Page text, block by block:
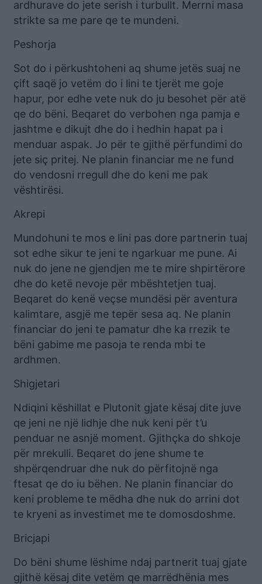
ardhurave do jete serish i turbullt. Merrni masa
strikte sa me pare qe te mundeni.
Peshorja
Sot do i përkushtoheni aq shume jetës suaj ne
çift saqë jo vetëm do i lini te tjerët me goje
hapur, por edhe vete nuk do ju besohet për atë
qe do bëni. Beqaret do verbohen nga pamja e
jashtme e dikujt dhe do i hedhin hapat pa i
menduar aspak. Jo për te gjithë përfundimi do
jete siç pritej. Ne planin financiar me ne fund
do vendosni rregull dhe do keni me pak
vështirësi.
Akrepi
Mundohuni te mos e lini pas dore partnerin tuaj
sot edhe sikur te jeni te ngarkuar me pune. Ai
nuk do jene ne gjendjen me te mire shpirtërore
dhe do ketë nevoje për mbështetjen tuaj.
Beqaret do kenë veçse mundësi për aventura
kalimtare, asgjë me tepër sesa aq. Ne planin
financiar do jeni te pamatur dhe ka rrezik te
bëni gabime me pasoja te renda mbi te
ardhmen.
Shigjetari
Ndiqini këshillat e Plutonit gjate kësaj dite juve
qe jeni ne një lidhje dhe nuk keni për t’u
penduar ne asnjë moment. Gjithçka do shkoje
për mrekulli. Beqaret do jene shume te
shpërqendruar dhe nuk do përfitojnë nga
ftesat qe do iu bëhen. Ne planin financiar do
keni probleme te mëdha dhe nuk do arrini dot
te kryeni as investimet me te domosdoshme.
Bricjapi
Do bëni shume lëshime ndaj partnerit tuaj gjate
gjithë kësaj dite vetëm qe marrëdhënia mes